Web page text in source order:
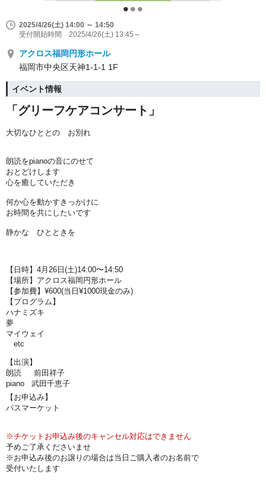
2025/4/26(土) 14:00 ～ 14:50
受付開始時間 2025/4/26(土) 13:45～
アクロス福岡円形ホール
福岡市中央区天神1-1-1 1F
イベント情報
「グリーフケアコンサート」
大切なひととの お別れ
朗読をpianoの音にのせて
おとどけします
心を癒していただき
何か心を動かすきっかけに
お時間を共にしたいです
静かな ひとときを
【日時】4月26日(土)14:00〜14:50
【場所】アクロス福岡円形ホール
【参加費】¥600(当日¥1000現金のみ)
【プログラム】
ハナミズキ
夢
マイウェイ
etc
【出演】
朗読 前田祥子
piano 武田千恵子
【お申込み】
パスマーケット
※チケットお申込み後のキャンセル対応はできません
予めご了承くださいませ
※お申込み後のお譲りの場合は当日ご購入者のお名前で
受付いたします